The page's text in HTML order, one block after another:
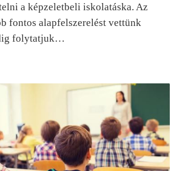
a képzeletbeli iskolatáska. Az
fontos alapfelszerelést vettünk
folytatjuk…